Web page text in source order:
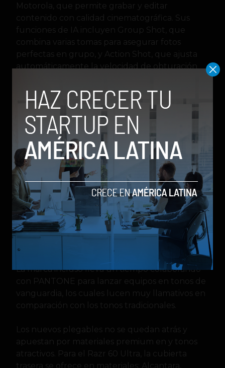
Motorola, que permite grabar y editar
contenido con calidad cinematográfica. Sus
funciones de IA incluyen Group Shot, que
combina varias tomas para asegurar fotos
perfectas en grupo, y Action Shot, que ajusta
automáticamente la velocidad de obturación
Diseño y materiales únicos
en la industria
Si hay algo que destaque a la Motorola de los
últimos años es el diseño de sus smartphones.
La marca incluso lleva un tiempo colaborando
con PANTONE para lanzar equipos en tonos de
vanguardia, los cuales lucen muy llamativos en
comparación con los tonos tradicionales.
Los nuevos plegables no se quedan atrás y
apuestan por materiales premium en y tonos
atractivos. Para el Razr 60 Ultra, la cubierta
trasera se ofrece en materiales: Alcantara,